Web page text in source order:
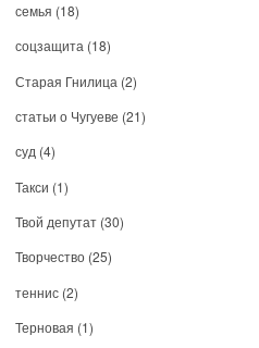
семья (18)
соцзащита (18)
Старая Гнилица (2)
статьи о Чугуеве (21)
суд (4)
Такси (1)
Твой депутат (30)
Творчество (25)
теннис (2)
Терновая (1)